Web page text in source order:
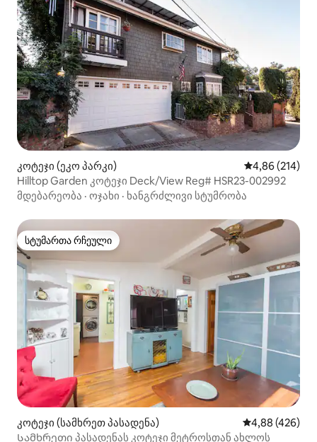
კოტეჯი (ეკო პარკი) საშუალო
4,86 (214)
Hilltop Garden კოტეჯი Deck/View Reg# HSR23-002992
მდებარეობა · ოჯახი · ხანგრძლივი სტუმრობა
სტუმართა რჩეული
სტუმართა რჩეული
კოტეჯი (სამხრეთ პასადენა) საშუალო
4,88 (426)
Სამხრეთი პასადენას კოტეჯი მეტროსთან ახლოს